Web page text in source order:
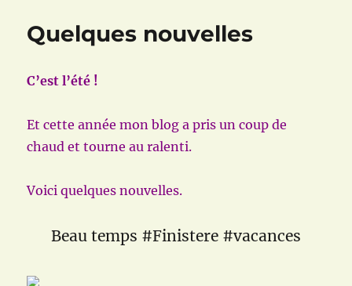
Quelques nouvelles
C’est l’été !
Et cette année mon blog a pris un coup de
chaud et tourne au ralenti.
Voici quelques nouvelles.
Beau temps #Finistere #vacances